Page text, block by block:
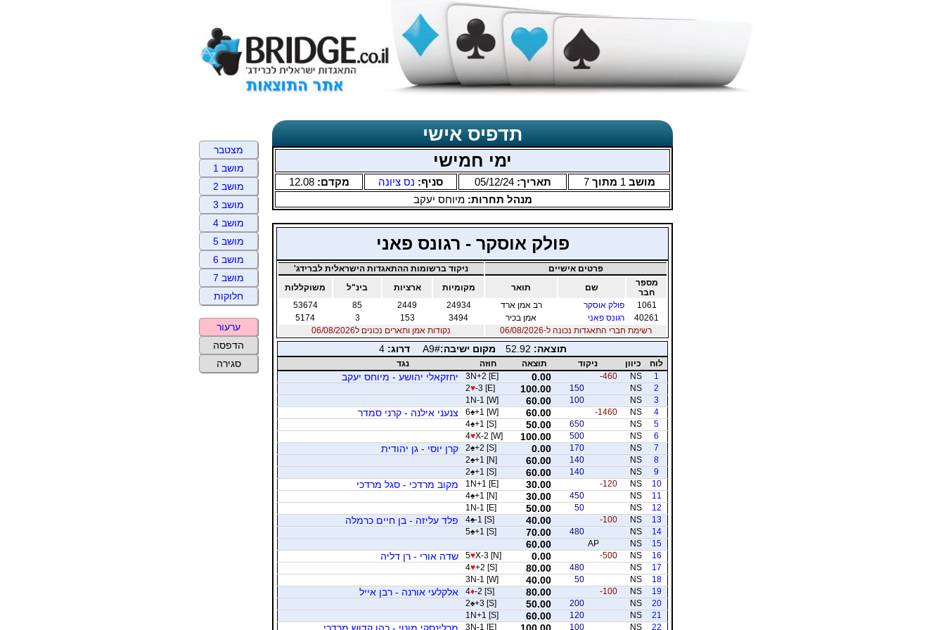
תדפיס אישי
ימי חמישי
מושב 1 מתוך7 תאריך:05/12/24 סניף: נס ציונה מקדם:12.08
מנהל תחרות:מיוחס יעקב
פולק אוסקר - רגונס פאני
פרטים אישיים
ניקוד ברשומות ההתאגדות הישראלית לברידג'
מספר
חבר
שם תואר מקומיות ארציות בינ"ל
משוקללות
1061
פולק אוסקר רב אמן ארד 24934
2449
85
53674
40261
רגונס פאני אמן בכיר 3494
153
3
5174
רשימת חברי התאגדות נכונה ל-06/08/2026
נקודות אמן ותארים נכונים ל06/08/2026
תוצאה: 52.92 מקום ישיבה:A9# דרוג:4
לוח כיוון ניקוד תוצאה חוזה
נגד
1
NS
-460
0.00
3N+2 [E] יחזקאלי יהושע - מיוחס יעקב
2
NS
150
100.00
2♥-3 [E]
3
NS
100
60.00
1N-1 [W]
4
NS
-1460
60.00
6♠+1 [W] צנעני אילנה - קרני סמדר
5
NS
650
50.00
4♠+1 [S]
6
NS
500
100.00
4♥X-2 [W]
7
NS
170
0.00
2♠+2 [S] קרן יוסי - גן יהודית
8
NS
140
60.00
2♠+1 [N]
9
NS
140
60.00
2♠+1 [S]
10
NS
-120
30.00
1N+1 [E] מקוב מרדכי - סגל מרדכי
11
NS
450
30.00
4♠+1 [N]
12
NS
50
50.00
1N-1 [E]
13
NS
-100
40.00
4♠-1 [S] פלד עליזה - בן חיים כרמלה
14
NS
480
70.00
5♠+1 [S]
15
NS
AP
60.00
16
NS
-500
0.00
5♥X-3 [N] שדה אורי - רן דליה
17
NS
480
80.00
4♥+2 [S]
18
NS
50
40.00
3N-1 [W]
19
NS
-100
80.00
4♦-2 [S] אלקלעי אורנה - רבן אייל
20
NS
200
50.00
2♠+3 [S]
21
NS
120
60.00
1N+1 [S]
22
NS
100
100.00
3N-1 [E] מרלינסקי מוטי - כהן קדוש מרדכי
מצטבר
מושב 1
מושב 2
מושב 3
מושב 4
מושב 5
מושב 6
מושב 7
חלוקות
ערעור
הדפסה
סגירה